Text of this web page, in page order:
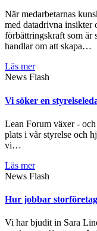
När medarbetarnas
med datadrivna insikter
förbättringskraft som är
handlar om att skapa…
Läs mer
News Flash
Vi söker en
Lean Forum växer -
plats i vår styrelse och
vi…
Läs mer
News Flash
Hur jobbar
Vi har bjudit in Sara